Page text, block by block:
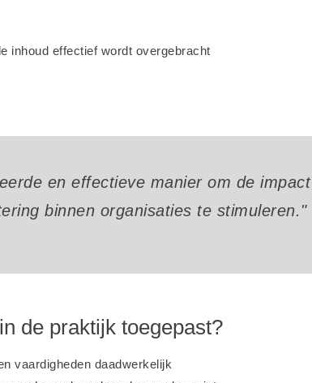
inhoud effectief wordt overgebracht
en effectieve manier om de
binnen organisaties te stimuleren."
de praktijk toegepast?
vaardigheden daadwerkelijk